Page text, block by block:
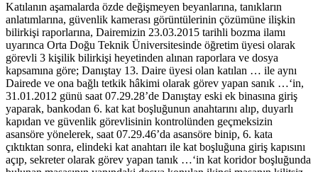
Katılanın aşamalarda özde değişmeyen beyanlarına, tanıkların
anlatımlarına, güvenlik kamerası görüntülerinin çözümüne ilişkin
bilirkişi raporlarına, Dairemizin 23.03.2015 tarihli bozma ilamı
uyarınca Orta Doğu Teknik Üniversitesinde öğretim üyesi olarak
görevli 3 kişilik bilirkişi heyetinden alınan raporlara ve dosya
kapsamına göre; Danıştay 13. Daire üyesi olan katılan … ile aynı
Dairede ve ona bağlı tetkik hâkimi olarak görev yapan sanık …‘in,
31.01.2012 günü saat 07.29.28’de Danıştay eski ek binasına giriş
yaparak, bankodan 6. kat kat boşluğunun anahtarını alıp, duyarlı
kapıdan ve güvenlik görevlisinin kontrolünden geçmeksizin
asansöre yönelerek, saat 07.29.46’da asansöre binip, 6. kata
çıktıktan sonra, elindeki kat anahtarı ile kat boşluğuna giriş kapısını
açıp, sekreter olarak görev yapan tanık …‘in kat koridor boşluğunda